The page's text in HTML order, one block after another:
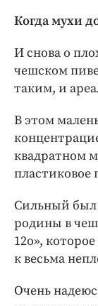
Когда мухи
И снова о
чешском
таким, и
В этом
квадратном
Сильный был
родины в
12о»,
к весьма
Очень